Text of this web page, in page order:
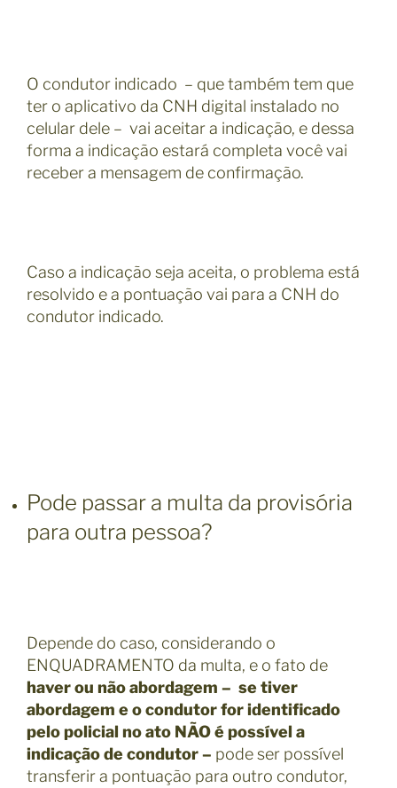
O condutor indicado – que também tem que
ter o aplicativo da CNH digital instalado no
celular dele – vai aceitar a indicação, e dessa
forma a indicação estará completa você vai
receber a mensagem de confirmação.
Caso a indicação seja aceita, o problema está
resolvido e a pontuação vai para a CNH do
condutor indicado.
Pode passar a multa da provisória
para outra pessoa?
Depende do caso, considerando o
ENQUADRAMENTO da multa, e o fato de
haver ou não abordagem – se tiver
abordagem e o condutor for identificado
pelo policial no ato NÃO é possível a
indicação de condutor – pode ser possível
transferir a pontuação para outro condutor,